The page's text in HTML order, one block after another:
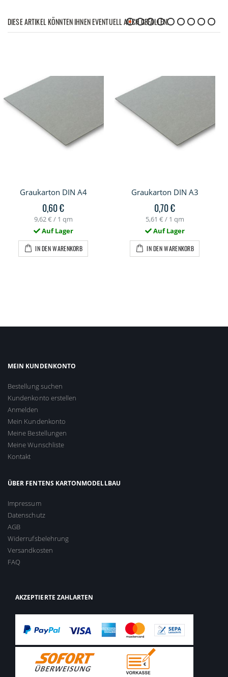
DIESE ARTIKEL KÖNNTEN IHNEN EVENTUELL AUCH GEFALLEN!
Graukarton DIN A4
0,60 €
9,62 € / 1 qm
Auf Lager
IN DEN WARENKORB
Graukarton DIN A3
0,70 €
5,61 € / 1 qm
Auf Lager
IN DEN WARENKORB
MEIN KUNDENKONTO
Bestellung suchen
Kundenkonto erstellen
Anmelden
Mein Kundenkonto
Meine Bestellungen
Meine Wunschliste
Kontakt
ÜBER FENTENS KARTONMODELLBAU
Impressum
Datenschutz
AGB
Widerrufsbelehrung
Versandkosten
FAQ
AKZEPTIERTE ZAHLARTEN